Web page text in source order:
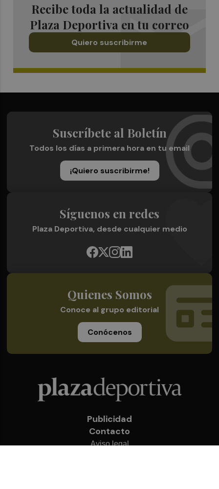
Recibe toda la actualidad de
Plaza Deportiva en tu correo
Quiero suscribirme
Suscríbete al Boletín
Todos los días a primera hora en tu email
¡Quiero suscribirme!
Síguenos en redes
Plaza Deportiva, desde cualquier medio
Quienes Somos
Conoce al grupo editorial
Conócenos
Publicidad
Contacto
Aviso legal